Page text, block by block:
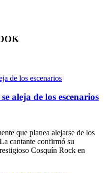
aleja de los escenarios
que planea alejarse de los
cantante confirmó su
Cosquín Rock en